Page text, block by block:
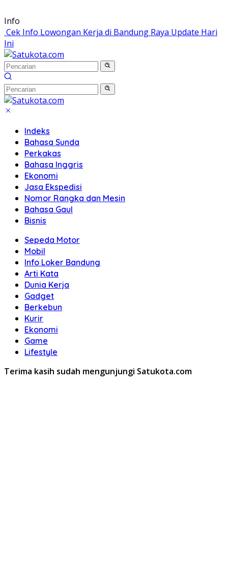
Langsung
ke
konten
Info
Cek Info Lowongan Kerja di Bandung Raya Update Hari
Ini
Indeks
Bahasa Sunda
Perkakas
Bahasa Inggris
Ekonomi
Jasa Ekspedisi
Nomor Rangka dan Mesin
Bahasa Gaul
Bisnis
Sepeda Motor
Mobil
Info Loker Bandung
Arti Kata
Dunia Kerja
Gadget
Berkebun
Kurir
Ekonomi
Game
Lifestyle
Terima kasih sudah mengunjungi Satukota.com